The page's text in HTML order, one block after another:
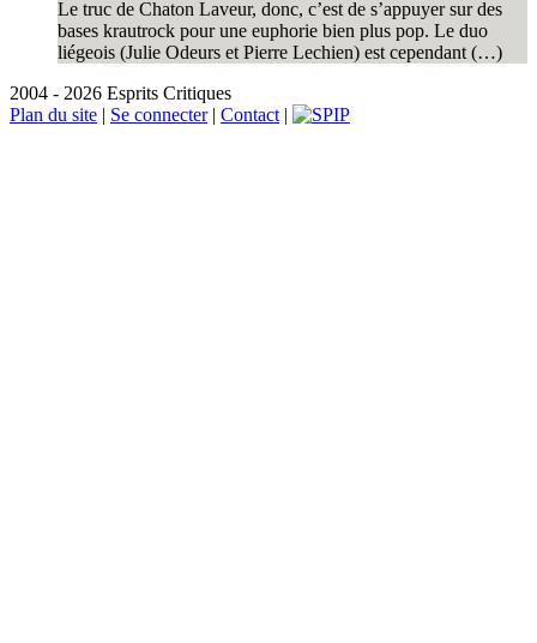
Le truc de Chaton Laveur, donc, c’est de s’appuyer sur des
bases krautrock pour une euphorie bien plus pop. Le duo
liégeois (Julie Odeurs et Pierre Lechien) est cependant (…)
2004 - 2026 Esprits Critiques
Plan du site | Se connecter| Contact |